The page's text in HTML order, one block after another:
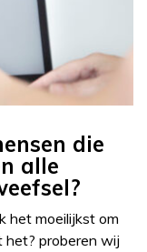
die
alle
het moeilijkst om
het? proberen wij